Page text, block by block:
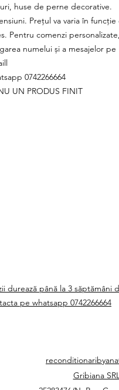
huse de perne decorative.
Prețul va varia în funcție
Pentru comenzi personalizate,
numelui și a mesajelor pe
0742266664
UN PRODUS FINIT
durează până la 3 săptămâni
pe whatsapp 0742266664
Gribiana